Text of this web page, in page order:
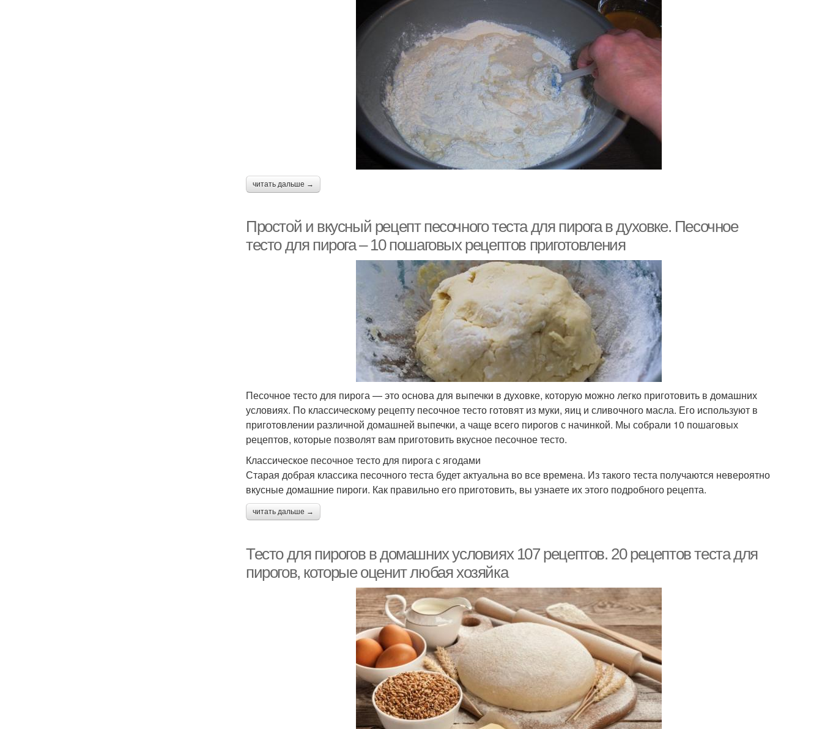
читать дальше →
Простой и вкусный рецепт песочного теста для пирога в духовке. Песочное
тесто для пирога – 10 пошаговых рецептов приготовления
Песочное тесто для пирога — это основа для выпечки в духовке, которую можно легко приготовить в домашних
условиях. По классическому рецепту песочное тесто готовят из муки, яиц и сливочного масла. Его используют в
приготовлении различной домашней выпечки, а чаще всего пирогов с начинкой. Мы собрали 10 пошаговых
рецептов, которые позволят вам приготовить вкусное песочное тесто.
Классическое песочное тесто для пирога с ягодами
Старая добрая классика песочного теста будет актуальна во все времена. Из такого теста получаются невероятно
вкусные домашние пироги. Как правильно его приготовить, вы узнаете их этого подробного рецепта.
читать дальше →
Тесто для пирогов в домашних условиях 107 рецептов. 20 рецептов теста для
пирогов, которые оценит любая хозяйка